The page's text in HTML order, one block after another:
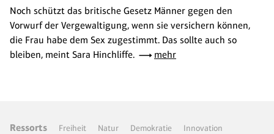
Noch schützt das britische Gesetz Männer gegen den
Vorwurf der Vergewaltigung, wenn sie versichern können,
die Frau habe dem Sex zugestimmt. Das sollte auch so
bleiben, meint Sara Hinchliffe.
mehr
Ressorts Freiheit Natur Demokratie
Innovation